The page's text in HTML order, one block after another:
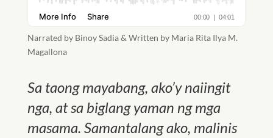
Narrated by Binoy Sadia & Written by Maria Rita Ilya M.
Magallona
Sa taong mayabang, ako’y naiingit
nga, at sa biglang yaman ng mga
masama. Samantalang ako, malinis